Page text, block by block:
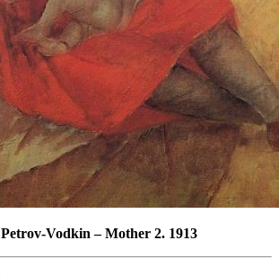
Vodkin –Mother 2. 1913